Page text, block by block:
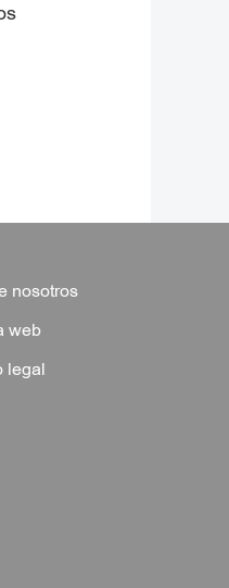
nosotros
web
legal